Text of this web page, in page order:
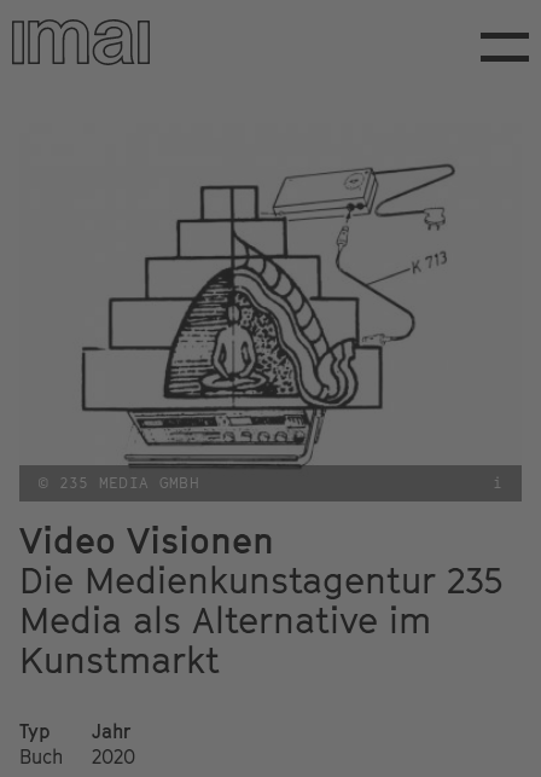
Direkt
zum
Inhalt
© 235 MEDIA GMBH i
Video Visionen
Die Medienkunstagentur 235
Media als Alternative im
Kunstmarkt
Typ
Buch
Jahr
2020